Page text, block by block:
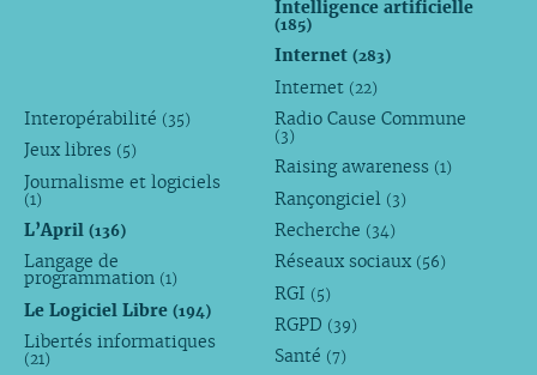
Intelligence artificielle
(185)
Internet(283)
Internet (22)
Interopérabilité (35)
Jeux libres (5)
Journalisme et logiciels
(1)
L’April (136)
Langage de
programmation (1)
Le Logiciel Libre (194)
Libertés informatiques
(21)
Radio Cause Commune
(3)
Raising awareness (1)
Rançongiciel (3)
Recherche (34)
Réseaux sociaux (56)
RGI (5)
RGPD (39)
Santé (7)